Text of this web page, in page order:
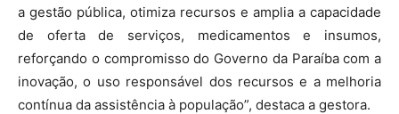
a gestão pública, otimiza recursos e amplia a capacidade
de oferta de serviços, medicamentos e insumos,
reforçando o compromisso do Governo da Paraíba com a
inovação, o uso responsável dos recursos e a melhoria
contínua da assistência à população”, destaca a gestora.